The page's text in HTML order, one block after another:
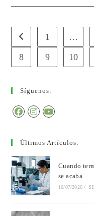
1 …
8
9 10
Síguenos:
Últimos Artículos:
Cuando
se acaba
10/07/2026 /